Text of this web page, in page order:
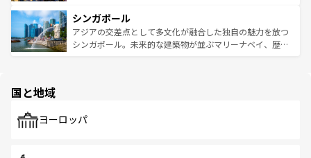
参照してほしい。
激する。気候は一年中温暖で、どの季節にも異なる楽しみ
が待っている。親しみやすいタイの人々、仏教を中心とし
た文化、そして多様な観光資源が、訪れる旅人を魅了し続
み、どこを訪れても感動するはず。観光スポットが密集し
ており、効率よく見どころを回れるのも魅力。息をのむよ
うな絶景から文化的な体験まで、香港を存分に楽しみ尽く
シンガポール
アジアの交差点として多文化が融合した独自の魅力を放つ
シンガポール。未来的な建築物が並ぶマリーナベイ、歴史
で、ホーカーズは地元の風情を楽しめる外せないスポット
国と地域
ヨーロッパ